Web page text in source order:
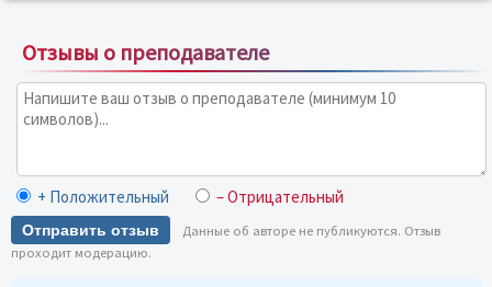
Отзывы о преподавателе
+ Положительный – Отрицательный
Отправить отзыв
Данные об авторе не публикуются. Отзыв
проходит модерацию.